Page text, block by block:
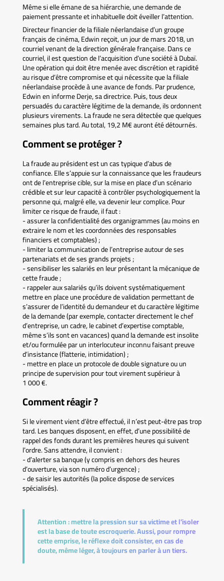
Même si elle émane de sa hiérarchie, une demande de
paiement pressante et inhabituelle doit éveiller l’attention.
Directeur financier de la filiale néerlandaise d’un groupe
français de cinéma, Edwin reçoit, un jour de mars 2018, un
courriel venant de la direction générale française. Dans ce
courriel, il est question de l’acquisition d’une société à Dubaï.
Une opération qui doit être menée avec discrétion et rapidité
au risque d’être compromise et qui nécessite que la filiale
néerlandaise procède à une avance de fonds. Par prudence,
Edwin en informe Derje, sa directrice. Puis, tous deux
persuadés du caractère légitime de la demande, ils ordonnent
plusieurs virements. La fraude ne sera détectée que quelques
semaines plus tard. Au total, 19,2 M€ auront été détournés.
Comment se protéger ?
La fraude au président est un cas typique d’abus de
confiance. Elle s’appuie sur la connaissance que les fraudeurs
ont de l’entreprise cible, sur la mise en place d’un scénario
crédible et sur leur capacité à contrôler psychologiquement la
personne qui, malgré elle, va devenir leur complice. Pour
limiter ce risque de fraude, il faut :
- assurer la confidentialité des organigrammes (au moins en
extraire le nom et les coordonnées des responsables
financiers et comptables) ;
- limiter la communication de l’entreprise autour de ses
partenariats et de ses grands projets ;
- sensibiliser les salariés en leur présentant la mécanique de
cette fraude ;
- rappeler aux salariés qu’ils doivent systématiquement
mettre en place une procédure de validation permettant de
s’assurer de l’identité du demandeur et du caractère légitime
de la demande (par exemple, contacter directement le chef
d’entreprise, un cadre, le cabinet d’expertise comptable,
même s’ils sont en vacances) quand la demande est insolite
et/ou formulée par un interlocuteur inconnu faisant preuve
d’insistance (flatterie, intimidation) ;
- mettre en place un protocole de double signature ou un
principe de supervision pour tout virement supérieur à
1 000 €.
Comment réagir ?
Si le virement vient d’être effectué, il n’est peut-être pas trop
tard. Les banques disposent, en effet, d’une possibilité de
rappel des fonds durant les premières heures qui suivent
l’ordre. Sans attendre, il convient :
- d’alerter sa banque (y compris en dehors des heures
d’ouverture, via son numéro d’urgence) ;
- de saisir les autorités (la police dispose de services
spécialisés).
Attention :mettre la pression sur sa victime et l’isoler
est la base de toute escroquerie. Aussi, pour rompre
cette emprise, le réflexe doit consister, en cas de
doute, même léger, à toujours en parler à un tiers.